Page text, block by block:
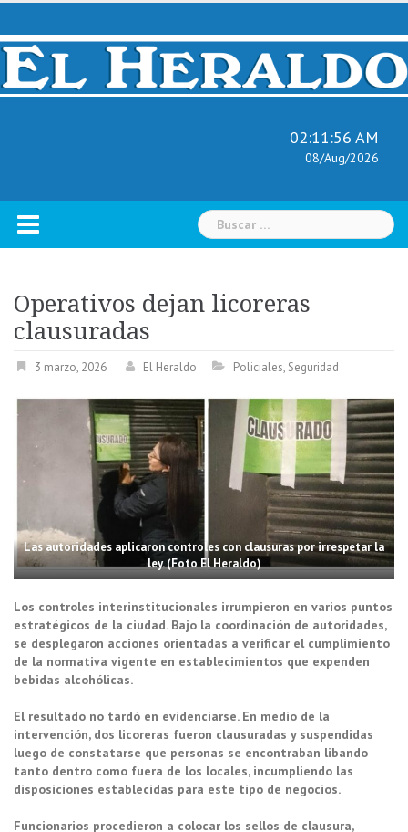
Skip
content
02:11:57 AM
08/Aug/2026
Buscar:
Operativos dejan licoreras
clausuradas
3 marzo, 2026 El Heraldo Policiales, Seguridad
Las autoridades aplicaron controles con clausuras por irrespetar la
ley. (Foto El Heraldo)
Los controles interinstitucionales irrumpieron en varios puntos
estratégicos de la ciudad. Bajo la coordinación de autoridades,
se desplegaron acciones orientadas a verificar el cumplimiento
de la normativa vigente en establecimientos que expenden
bebidas alcohólicas.
El resultado no tardó en evidenciarse. En medio de la
intervención, dos licoreras fueron clausuradas y suspendidas
luego de constatarse que personas se encontraban libando
tanto dentro como fuera de los locales, incumpliendo las
disposiciones establecidas para este tipo de negocios.
Funcionarios procedieron a colocar los sellos de clausura,